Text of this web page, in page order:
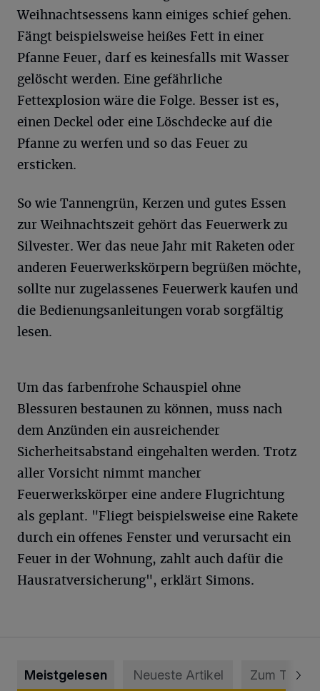
Weihnachtsessens kann einiges schief gehen.
Fängt beispielsweise heißes Fett in einer
Pfanne Feuer, darf es keinesfalls mit Wasser
gelöscht werden. Eine gefährliche
Fettexplosion wäre die Folge. Besser ist es,
einen Deckel oder eine Löschdecke auf die
Pfanne zu werfen und so das Feuer zu
ersticken.
So wie Tannengrün, Kerzen und gutes Essen
zur Weihnachtszeit gehört das Feuerwerk zu
Silvester. Wer das neue Jahr mit Raketen oder
anderen Feuerwerkskörpern begrüßen möchte,
sollte nur zugelassenes Feuerwerk kaufen und
die Bedienungsanleitungen vorab sorgfältig
lesen.
Um das farbenfrohe Schauspiel ohne
Blessuren bestaunen zu können, muss nach
dem Anzünden ein ausreichender
Sicherheitsabstand eingehalten werden. Trotz
aller Vorsicht nimmt mancher
Feuerwerkskörper eine andere Flugrichtung
als geplant. "Fliegt beispielsweise eine Rakete
durch ein offenes Fenster und verursacht ein
Feuer in der Wohnung, zahlt auch dafür die
Hausratversicherung", erklärt Simons.
Meistgelesen Neueste Artikel Zum Thema